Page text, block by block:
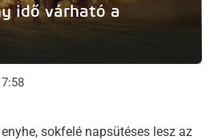
idő várható a
sokfelé napsütéses lesz az